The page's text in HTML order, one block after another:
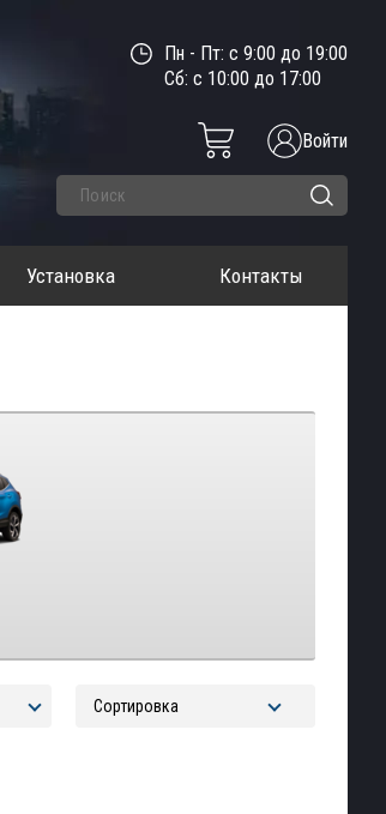
Пн - Пт: с 9:00 до 19:00
Сб: с 10:00 до 17:00
Войти
Установка Контакты